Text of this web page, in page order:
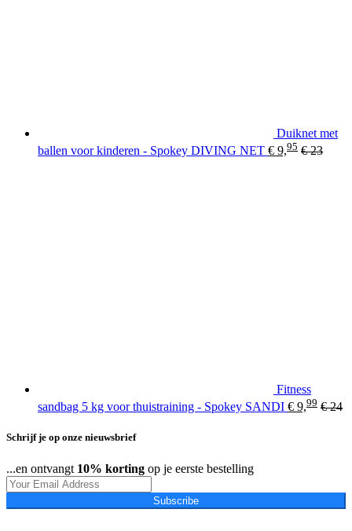
Duiknet met
ballen voor kinderen - Spokey DIVING NET € 9,95 €23
Fitness
sandbag 5 kg voor thuistraining - Spokey SANDI € 9,99 €24
Schrijf je op onze nieuwsbrief
...en ontvangt 10% korting op je eerste bestelling
Subscribe